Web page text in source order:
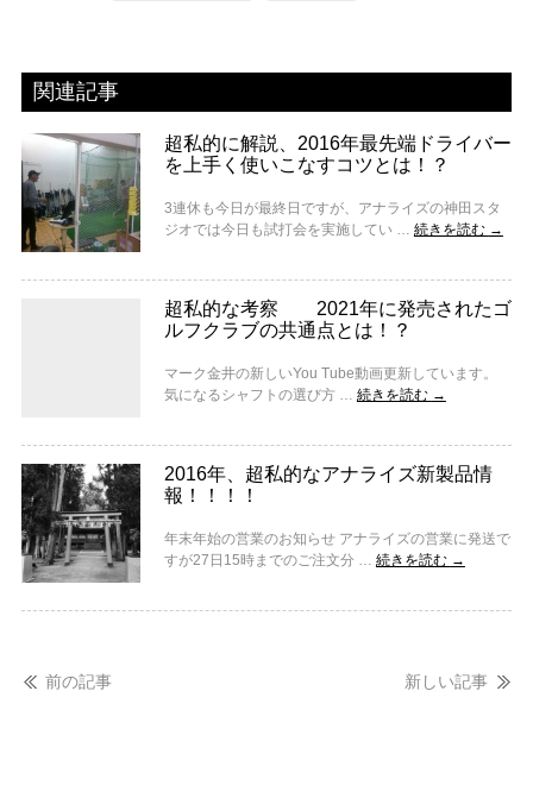
関連記事
超私的に解説、2016年最先端ドライバー
を上手く使いこなすコツとは！？
3連休も今日が最終日ですが、アナライズの神田スタ
ジオでは今日も試打会を実施してい … 続きを読む →
超私的な考察 2021年に発売されたゴ
ルフクラブの共通点とは！？
マーク金井の新しいYou Tube動画更新しています。
気になるシャフトの選び方 … 続きを読む →
2016年、超私的なアナライズ新製品情
報！！！！
年末年始の営業のお知らせ アナライズの営業に発送で
すが27日15時までのご注文分 … 続きを読む →
前の記事 新しい記事